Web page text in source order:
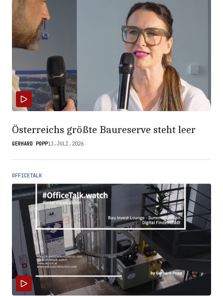
Österreichs größte Baureserve steht leer
GERHARD POPP13.JULI.2026
OFFICETALK